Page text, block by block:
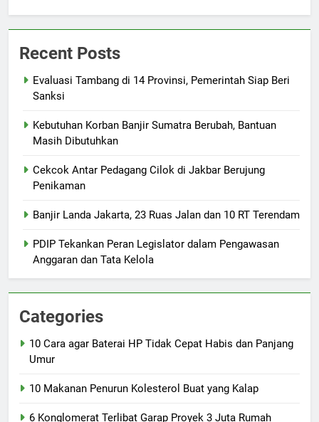
Recent Posts
Evaluasi Tambang di 14 Provinsi, Pemerintah Siap Beri
Sanksi
Kebutuhan Korban Banjir Sumatra Berubah, Bantuan
Masih Dibutuhkan
Cekcok Antar Pedagang Cilok di Jakbar Berujung
Penikaman
Banjir Landa Jakarta, 23 Ruas Jalan dan 10 RT Terendam
PDIP Tekankan Peran Legislator dalam Pengawasan
Anggaran dan Tata Kelola
Categories
10 Cara agar Baterai HP Tidak Cepat Habis dan Panjang
Umur
10 Makanan Penurun Kolesterol Buat yang Kalap
6 Konglomerat Terlibat Garap Proyek 3 Juta Rumah